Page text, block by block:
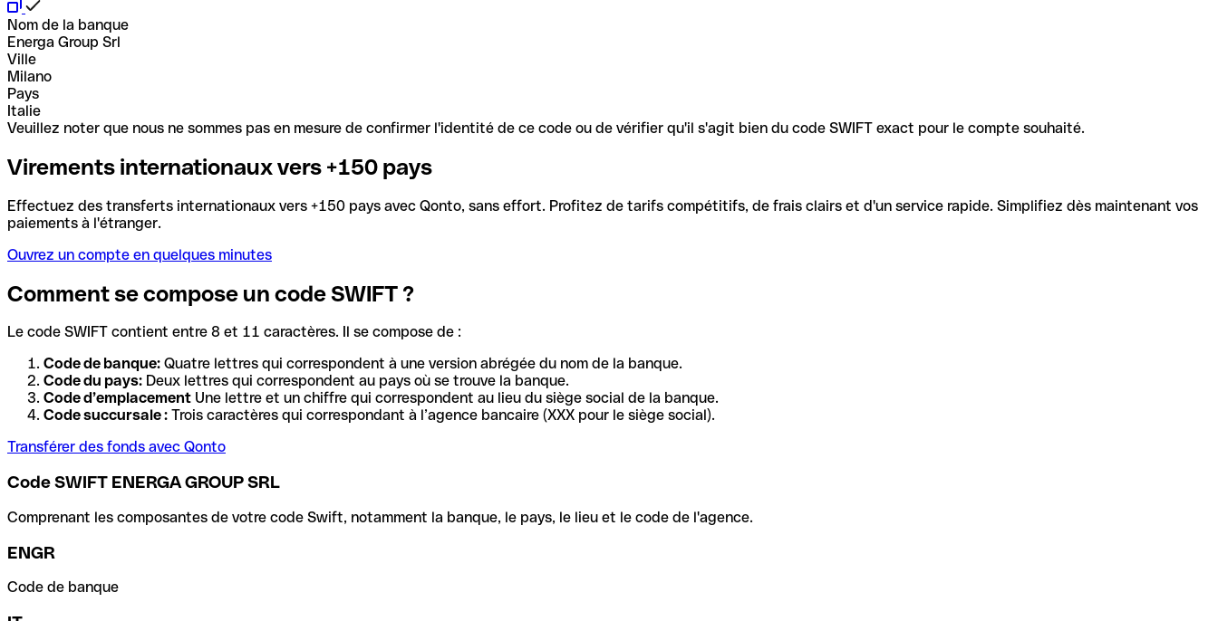
Nom de la banque
Energa Group Srl
Ville
Milano
Pays
Italie
Veuillez noter que nous ne sommes pas en mesure de confirmer l'identité de ce code ou de vérifier qu'il s'agit bien du code SWIFT exact pour le compte souhaité.
Virements internationaux vers +150 pays
Effectuez des transferts internationaux vers +150 pays avec Qonto, sans effort. Profitez de tarifs compétitifs, de frais clairs et d'un service rapide. Simplifiez dès maintenant vos
paiements à l'étranger.
Ouvrez un compte en quelques minutes
Comment se compose un code SWIFT ?
Le code SWIFT contient entre 8 et 11 caractères. Il se compose de :
Code de banque: Quatre lettres qui correspondent à une version abrégée du nom de la banque.
Code du pays: Deux lettres qui correspondent au pays où se trouve la banque.
Code d’emplacement Une lettre et un chiffre qui correspondent au lieu du siège social de la banque.
Code succursale : Trois caractères qui correspondant à l’agence bancaire (XXX pour le siège social).
Transférer des fonds avec Qonto
Code SWIFT ENERGA GROUP SRL
Comprenant les composantes de votre code Swift, notamment la banque, le pays, le lieu et le code de l'agence.
ENGR
Code de banque